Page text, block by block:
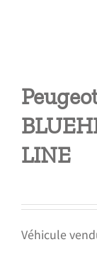
LINE
Véhicule